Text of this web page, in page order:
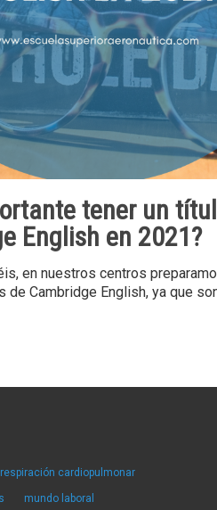
tener un
English en 2021?
en nuestros centros
Cambridge English, ya que
respiración cardiopulmonar
mundo laboral